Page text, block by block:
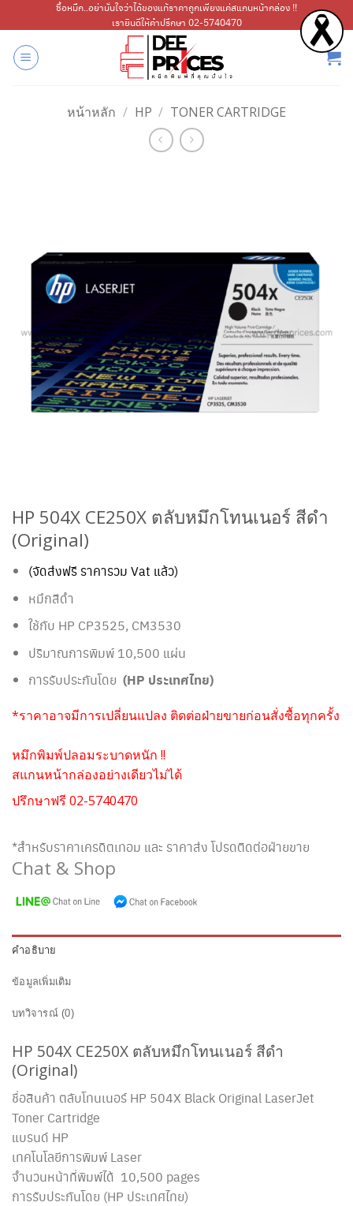
ไป
เนื้อหา
ซื้อหมึก..อย่ามั่นใจว่าได้ของแท้ราคาถูกเพียงแค่สแกนหน้ากล่อง !!
เรายินดีให้คำปรึกษา 02-5740470
หน้าหลัก / HP / TONER CARTRIDGE
HP 504X CE250X ตลับหมึกโทนเนอร์ สีดำ
(Original)
(จัดส่งฟรี ราคารวม Vat แล้ว)
หมึกสีดำ
ใช้กับ HP CP3525, CM3530
ปริมาณการพิมพ์ 10,500 แผ่น
การรับประกันโดย (HP ประเทศไทย)
*ราคาอาจมีการเปลี่ยนแปลง ติดต่อฝ่ายขายก่อนสั่งซื้อทุกครั้ง
หมึกพิมพ์ปลอมระบาดหนัก !!
สแกนหน้ากล่องอย่างเดียวไม่ได้
ปรึกษาฟรี 02-5740470
*สำหรับราคาเครดิตเทอม และ ราคาส่ง โปรดติดต่อฝ่ายขาย
Chat & Shop
คำอธิบาย
ข้อมูลเพิ่มเติม
บทวิจารณ์ (0)
HP 504X CE250X ตลับหมึกโทนเนอร์ สีดำ
(Original)
ชื่อสินค้า ตลับโทนเนอร์ HP 504X Black Original LaserJet
Toner Cartridge
แบรนด์ HP
เทคโนโลยีการพิมพ์ Laser
จำนวนหน้าที่พิมพ์ได้ 10,500 pages
การรับประกันโดย (HP ประเทศไทย)